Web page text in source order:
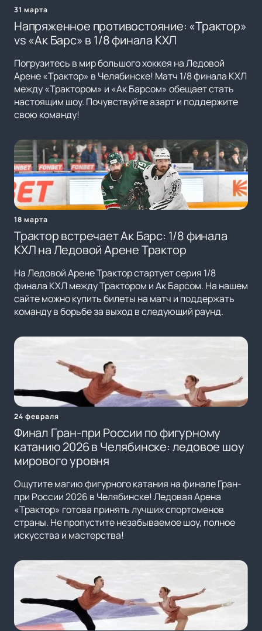
31 марта
Напряженное противостояние: «Трактор»
vs «Ак Барс» в 1/8 финала КХЛ
Погрузитесь в мир большого хоккея на Ледовой
Арене «Трактор» в Челябинске! Матч 1/8 финала КХЛ
между «Трактором» и «Ак Барсом» обещает стать
настоящим шоу. Почувствуйте азарт и поддержите
свою команду!
18 марта
Трактор встречает Ак Барс: 1/8 финала
КХЛ на Ледовой Арене Трактор
На Ледовой Арене Трактор стартует серия 1/8
финала КХЛ между Трактором и Ак Барсом. На нашем
сайте можно купить билеты на матч и поддержать
команду в борьбе за выход в следующий раунд.
24 февраля
Финал Гран-при России по фигурному
катанию 2026 в Челябинске: ледовое шоу
мирового уровня
Ощутите магию фигурного катания на финале Гран-
при России 2026 в Челябинске! Ледовая Арена
«Трактор» готова принять лучших спортсменов
страны. Не пропустите незабываемое шоу, полное
искусства и мастерства!